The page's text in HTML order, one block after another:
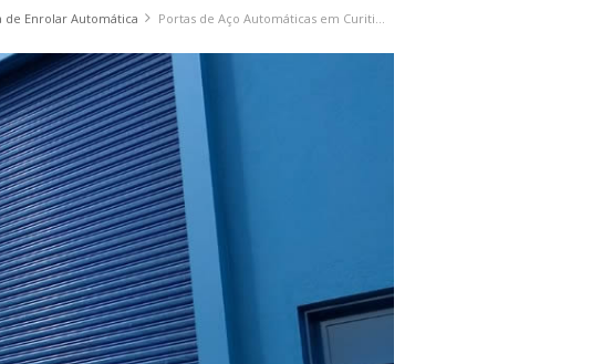
de Enrolar Automática Portas de Aço Automáticas em Curitiba no Bairro Centro